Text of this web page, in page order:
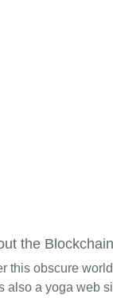
the Blockchain
this obscure
also a yoga web